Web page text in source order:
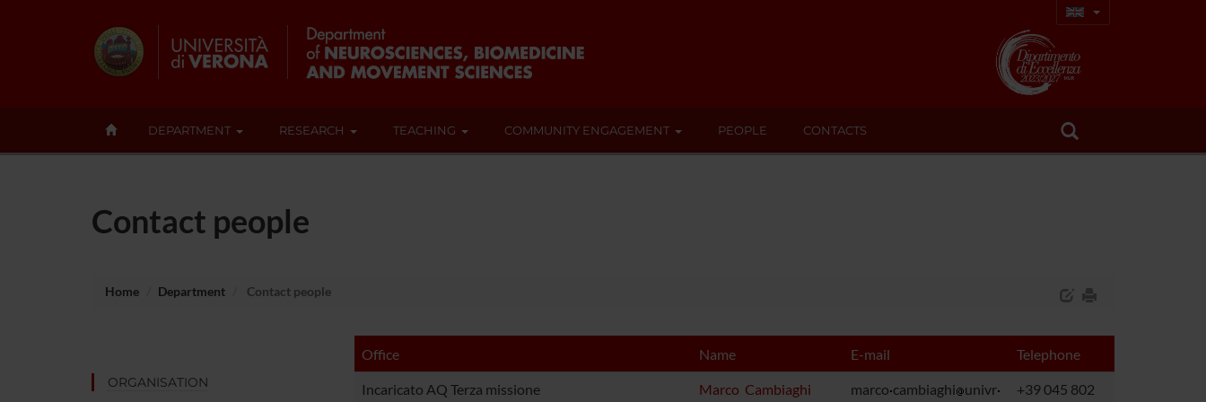
DEPARTMENT RESEARCH TEACHING COMMUNITY ENGAGEMENT PEOPLE CONTACTS
Contact people
Home Department Contact people
ORGANISATION
Office Name E-mail Telephone
Incaricato AQ Terza missione Marco Cambiaghi marco cambiaghi
univr
+39 045 802